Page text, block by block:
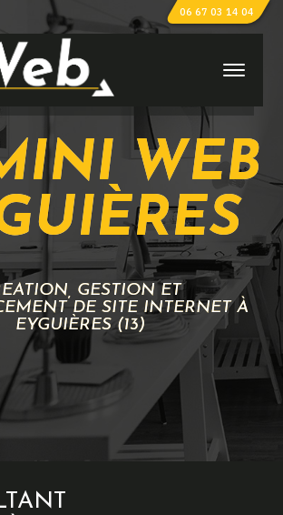
06 67 03 14 04
WEB
GESTION ET
DE SITE INTERNET À
EYGUIÈRES (13)